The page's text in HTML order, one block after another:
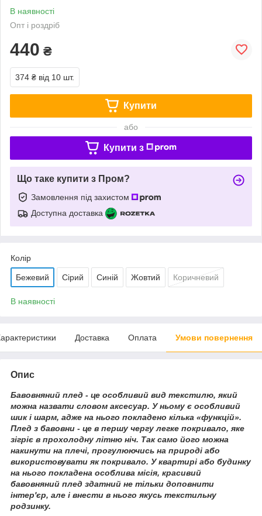
В наявності
Опт і роздріб
440 ₴
374 ₴ від 10 шт.
Купити
або
Купити з
Що таке купити з Пром?
Замовлення під захистом
Доступна доставка
Колір
Бежевий Сірий Синій Жовтий Коричневий
В наявності
Доставка Оплата Умови повернення
Опис
Бавовняний плед - це особливий вид текстилю, який
можна назвати словом аксесуар. У ньому є особливий
шик і шарм, адже на нього покладено кілька «функцій».
Плед з бавовни - це в першу чергу легке покривало, яке
зігріє в прохолодну літню ніч. Так само його можна
накинути на плечі, прогулюючись на природі або
використовувати як покривало. У квартирі або будинку
на нього покладена особлива місія, красивий
бавовняний плед здатний не тільки доповнити
інтер'єр, але і внести в нього якусь текстильну
родзинку.